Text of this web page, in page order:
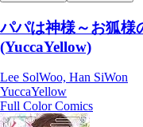
パパは神様～お狐様
(YuccaYellow)
Lee SolWoo, Han SiWon
YuccaYellow
Full Color Comics